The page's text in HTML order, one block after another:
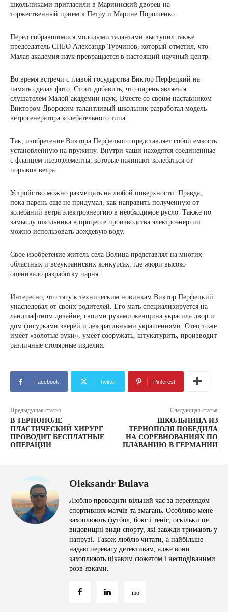
школьниками пригласили в Мариинский дворец на
торжественный прием к Петру и Марине Порошенко.
Перед собравшимися молодыми талантами выступил также
председатель СНБО Александр Турчинов, который отметил, что
Малая академия наук превращается в настоящий научный центр.
Во время встречи с главой государства Виктор Перфецкий на
память сделал фото. Стоит добавить, что парень является
слушателем Малой академии наук. Вместе со своим наставником
Виктором Дворским талантливый школьник разработал модель
ветрогенератора колебательного типа.
Так, изобретение Виктора Перфецкого представляет собой емкость
установленную на пружину. Внутри чаши находятся соединенные
с фланцем пьезоэлементы, которые начинают колебаться от
порывов ветра.
Устройство можно размещать на любой поверхности. Правда,
пока парень еще не придумал, как направить полученную от
колебаний ветра электроэнергию в необходимое русло. Также по
замыслу школьника в процессе производства электроэнергии
можно использовать дождевую воду.
Свое изобретение житель села Волица представлял на многих
областных и всеукраинских конкурсах, где жюри высоко
оценивало разработку парня.
Интересно, что тягу к техническим новинкам Виктор Перфецкий
унаследовал от своих родителей. Его мать специализируется на
ландшафтном дизайне, своими руками женщина украсила двор и
дом фигурками зверей и декоративными украшениями. Отец тоже
имеет «золотые руки», умеет сооружать, штукатурить, производит
различные столярные изделия.
Facebook Twitter Pinterest
Предыдущая статья
В ТЕРНОПОЛЕ
ПЛАСТИЧЕСКИЙ ХИРУРГ
ПРОВОДИТ БЕСПЛАТНЫЕ
ОПЕРАЦИИ
Следующая статья
ШКОЛЬНИЦА ИЗ
ТЕРНОПОЛЯ ПОБЕДИЛА
НА СОРЕВНОВАНИЯХ ПО
ПЛАВАНИЮ В ГЕРМАНИИ
Oleksandr Bulava
Люблю проводити вільний час за переглядом
спортивних матчів та змагань. Особливо мене
захоплюють футбол, бокс і теніс, оскільки це
видовищні види спорту, які завжди тримають у
напрузі. Також люблю читати, а найбільше
надаю перевагу детективам, адже вони
захоплюють цікавим сюжетом і несподіваними
розв’язками.